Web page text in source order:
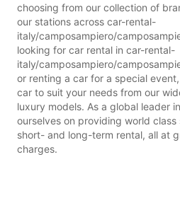
choosing from our collection of
our stations across car-rental-
italy/camposampiero/
looking for car rental in car-rental-
italy/camposampiero/
or renting a car for a special
car to suit your needs from our
luxury models. As a global leader
ourselves on providing world
short- and long-term rental, all at
charges.